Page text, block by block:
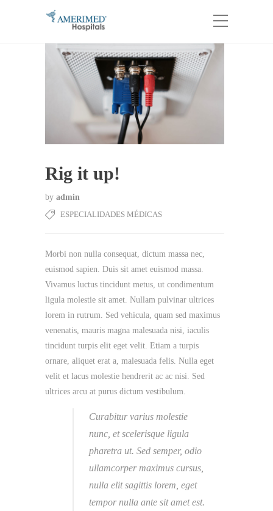
Rig it up!
by admin
ESPECIALIDADES MÉDICAS
Morbi non nulla consequat, dictum massa nec,
euismod sapien. Duis sit amet euismod massa.
Vivamus luctus tincidunt metus, ut condimentum
ligula molestie sit amet. Nullam pulvinar ultrices
lorem in rutrum. Sed vehicula, quam sed maximus
venenatis, mauris magna malesuada nisi, iaculis
tincidunt turpis elit eget velit. Etiam a turpis
ornare, aliquet erat a, malesuada felis. Nulla eget
velit et lacus molestie hendrerit ac ac nisi. Sed
ultrices arcu at purus dictum vestibulum.
Curabitur varius molestie
nunc, et scelerisque ligula
pharetra ut. Sed semper, odio
ullamcorper maximus cursus,
nulla elit sagittis lorem, eget
tempor nulla ante sit amet est.